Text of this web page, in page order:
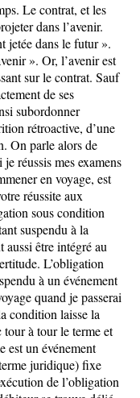
Le contrat, et les
dans l’avenir.
dans le futur ».
». Or, l’avenir est
sur le contrat. Sauf
de ses
subordonner
rétroactive, d’une
On parle alors de
réussis mes examens
en voyage, est
réussite aux
sous condition
suspendu à la
aussi être intégré au
L’obligation
à un événement
quand je passerai
condition laisse la
à tour le terme et
est un événement
juridique) fixe
de l’obligation